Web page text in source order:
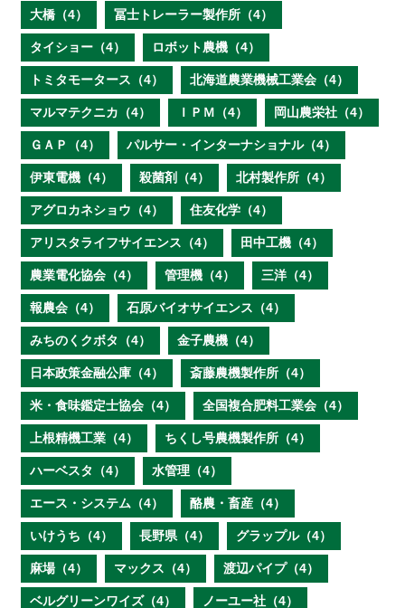
大橋（4） 冨士トレーラー製作所（4）
タイショー（4） ロボット農機（4）
トミタモータース（4） 北海道農業機械工業会（4）
マルマテクニカ（4） ＩＰＭ（4） 岡山農栄社（4）
ＧＡＰ（4） パルサー・インターナショナル（4）
伊東電機（4） 殺菌剤（4） 北村製作所（4）
アグロカネショウ（4） 住友化学（4）
アリスタライフサイエンス（4） 田中工機（4）
農業電化協会（4） 管理機（4） 三洋（4）
報農会（4） 石原バイオサイエンス（4）
みちのくクボタ（4） 金子農機（4）
日本政策金融公庫（4） 斎藤農機製作所（4）
米・食味鑑定士協会（4） 全国複合肥料工業会（4）
上根精機工業（4） ちくし号農機製作所（4）
ハーベスタ（4） 水管理（4）
エース・システム（4） 酪農・畜産（4）
いけうち（4） 長野県（4） グラップル（4）
麻場（4） マックス（4） 渡辺パイプ（4）
ベルグリーンワイズ（4） ノーユー社（4）